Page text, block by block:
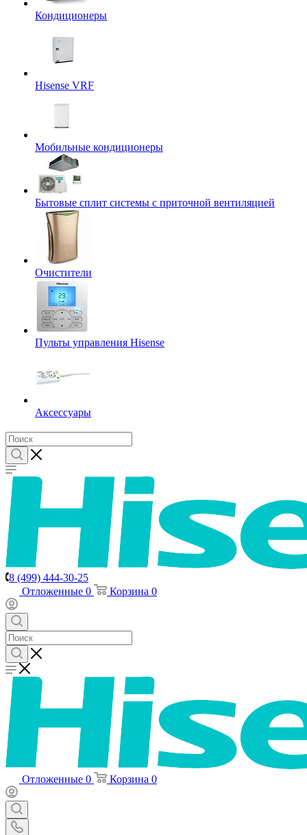
Кондиционеры
Hisense VRF
Мобильные кондиционеры
Бытовые сплит системы с приточной вентиляцией
Очистители
Пульты управления Hisense
Аксессуары
8 (499) 444-30-25
Отложенные 0 Корзина 0
Отложенные 0 Корзина 0